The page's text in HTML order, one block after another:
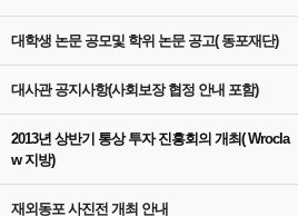
대학생 논문 공모및 학위 논문 공고( 동포재단)
대사관 공지사항(사회보장 협정 안내 포함)
2013년 상반기 통상 투자 진흥회의 개최( Wrocla
w 지방)
재외동포 사진전 개최 안내